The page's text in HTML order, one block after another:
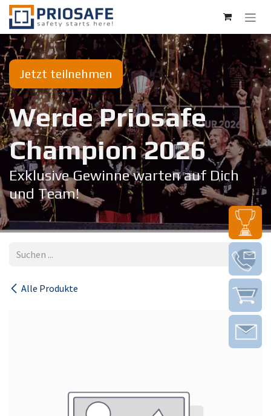
Zum Inhalt springen
Jetzt teilnehmen
Werde Priosafe
Champion 20​26
Exklusive Gewinne warten auf Dich
und Team!
Alle Produkte